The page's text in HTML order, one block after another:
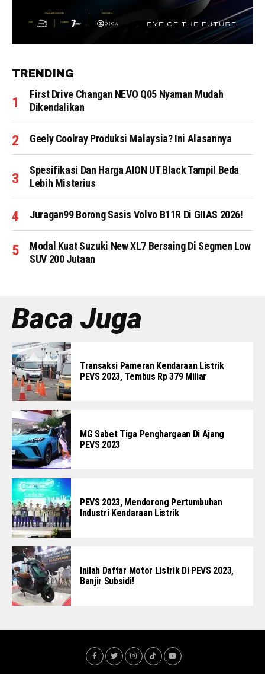
TRENDING
First Drive Changan NEVO Q05 Nyaman Mudah
Dikendalikan
Geely Coolray Produksi Malaysia? Ini Alasannya
Spesifikasi Dan Harga AION UT Black Tampil Beda
Lebih Misterius
Juragan99 Borong Sasis Volvo B11R Di GIIAS 2026!
Modal Kuat Suzuki New XL7 Bersaing Di Segmen Low
SUV 200 Jutaan
Baca Juga
Transaksi Pameran Kendaraan Listrik
PEVS 2023, Tembus Rp 379 Miliar
MG Sabet Tiga Penghargaan Di Ajang
PEVS 2023
PEVS 2023, Mendorong Pertumbuhan
Industri Kendaraan Listrik
Inilah Daftar Motor Listrik Di PEVS 2023,
Banjir Subsidi!